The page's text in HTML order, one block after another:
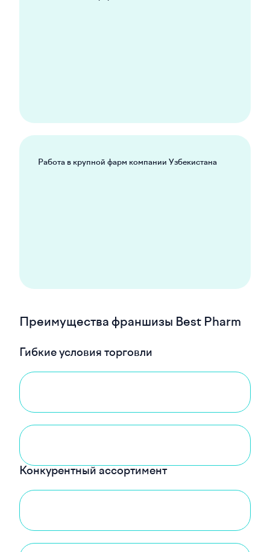
Работа в крупной фарм компании Узбекистана
Преимущества франшизы Best Pharm
Гибкие условия торговли
Конкурентный ассортимент